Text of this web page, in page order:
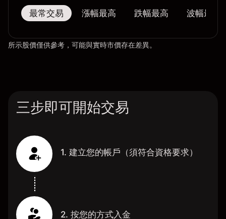
最常交易 漲幅最高 跌幅最高 波幅最大
所示股價僅供參考，可能與實時市價存在差異。
三步即可開始交易
1. 建立您的帳戶（須符合資格要求）
2. 按您的方式入金